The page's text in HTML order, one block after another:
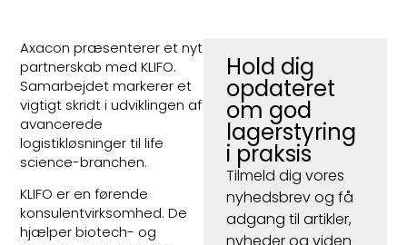
Axacon præsenterer et nyt
partnerskab med KLIFO.
Samarbejdet markerer et
vigtigt skridt i udviklingen af
avancerede
logistikløsninger til life
science-branchen.
KLIFO er en førende
konsulentvirksomhed. De
hjælper biotech- og
Hold dig
opdateret
om god
lagerstyring
i praksis
Tilmeld dig vores
nyhedsbrev og få
adgang til artikler,